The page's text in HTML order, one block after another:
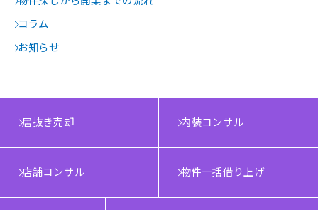
コラム
お知らせ
居抜き売却 内装コンサル
店舗コンサル 物件一括借り上げ